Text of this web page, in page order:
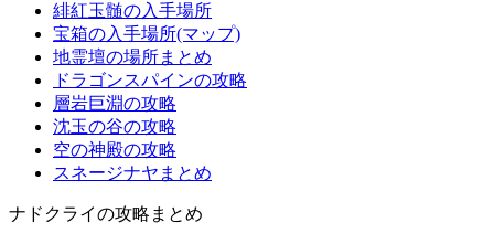
緋紅玉髄の入手場所
宝箱の入手場所(マップ)
地霊壇の場所まとめ
ドラゴンスパインの攻略
層岩巨淵の攻略
沈玉の谷の攻略
空の神殿の攻略
スネージナヤまとめ
ナドクライの攻略まとめ